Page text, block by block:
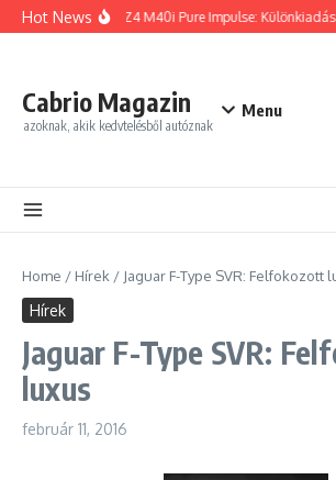
Ugrás a tartalomhoz
Hot NewsBMW Z4 M40i Pure Impulse: Különkiadás
Cabrio Magazin
azoknak, akik kedvtelésből autóznak
Menu
Home / Hírek / Jaguar F-Type SVR: Felfokozott
Hírek
Jaguar F-Type SVR:
luxus
február 11, 2016